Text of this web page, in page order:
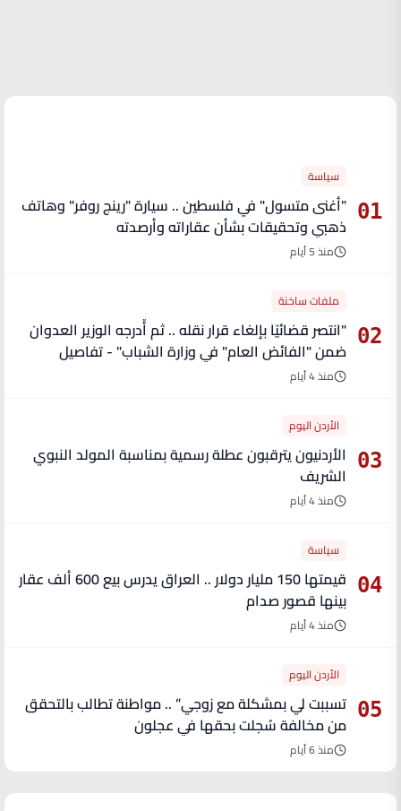
01
سياسة
"أغنى متسول" في فلسطين .. سيارة "رينج روفر" وهاتف
ذهبي وتحقيقات بشأن عقاراته وأرصدته
منذ 5 أيام
02
ملفات ساخنة
"انتصر قضائيًا بإلغاء قرار نقله .. ثم أُدرجه الوزير العدوان
ضمن "الفائض العام" في وزارة الشباب" - تفاصيل
منذ 4 أيام
03
الأردن اليوم
الأردنيون يترقبون عطلة رسمية بمناسبة المولد النبوي
الشريف
منذ 4 أيام
04
سياسة
قيمتها 150 مليار دولار .. العراق يدرس بيع 600 ألف عقار
بينها قصور صدام
منذ 4 أيام
05
الأردن اليوم
تسببت لي بمشكلة مع زوجي” .. مواطنة تطالب بالتحقق
من مخالفة سُجلت بحقها في عجلون
منذ 6 أيام